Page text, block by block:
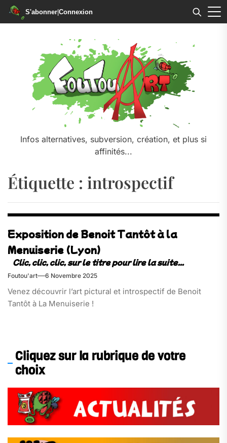
S'abonner|Connexion
Infos alternatives, subversion, création, et plus si
affinités...
Étiquette : introspectif
Exposition de Benoit Tantôt à la
Menuiserie (Lyon)
Foutou'art 6 Novembre 2025
Venez découvrir l’art pictural et introspectif de Benoit
Tantôt à La Menuiserie !
Cliquez sur la rubrique de votre
choix